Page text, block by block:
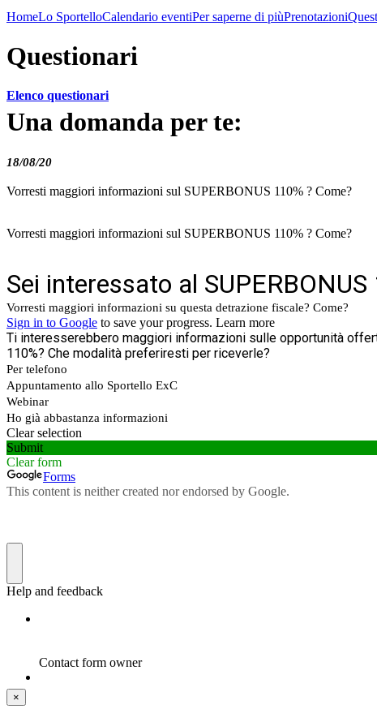
HomeLo SportelloCalendario eventiPer saperne di piùPrenotazioni
Questionari
Elenco questionari
Una domanda per te:
18/08/20
Vorresti maggiori informazioni sul SUPERBONUS 110% ? Come?
Vorresti maggiori informazioni sul SUPERBONUS 110% ? Come?
×